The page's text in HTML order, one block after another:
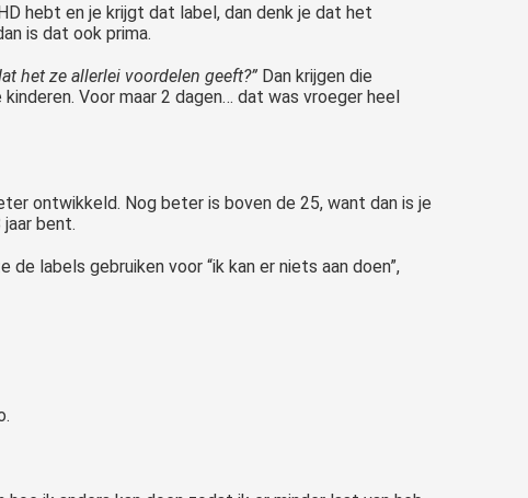
hebt en je krijgt dat label, dan denk je dat het
is dat ook prima.
het ze allerlei voordelen geeft?” Dan krijgen die
Voor maar 2 dagen… dat was vroeger heel
ontwikkeld. Nog beter is boven de 25, want dan is je
bent.
labels gebruiken voor “ik kan er niets aan doen”,